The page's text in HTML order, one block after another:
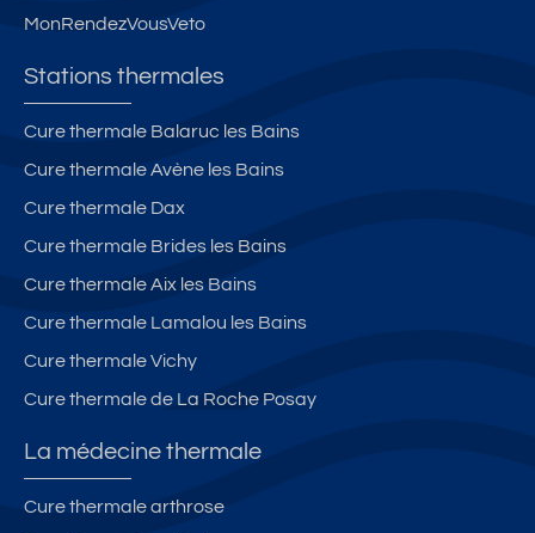
MonRendezVousVeto
Stations thermales
Cure thermale Balaruc les Bains
Cure thermale Avène les Bains
Cure thermale Dax
Cure thermale Brides les Bains
Cure thermale Aix les Bains
Cure thermale Lamalou les Bains
Cure thermale Vichy
Cure thermale de La Roche Posay
La médecine thermale
Cure thermale arthrose